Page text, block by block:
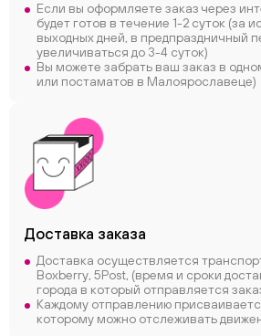
Если вы оформляете заказ через
будет готов в течение 1-2 суток (за
выходных дней, в предпраздничный
увеличиваться до 3-4 суток)
Вы можете забрать ваш заказ в
или постаматов в Малоярославеце)
Доставка заказа
Доставка осуществляется
Boxberry, 5Post, (время и сроки
города в который отправляется
Каждому отправлению
которому можно отслеживать